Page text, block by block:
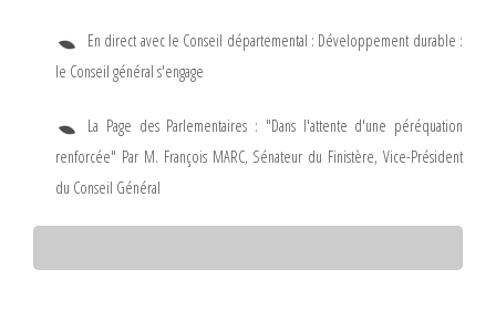
En direct avec le Conseil départemental : Développement durable :
le Conseil général s'engage
La Page des Parlementaires : "Dans l'attente d'une péréquation
renforcée" Par M. François MARC, Sénateur du Finistère, Vice-Président
du Conseil Général